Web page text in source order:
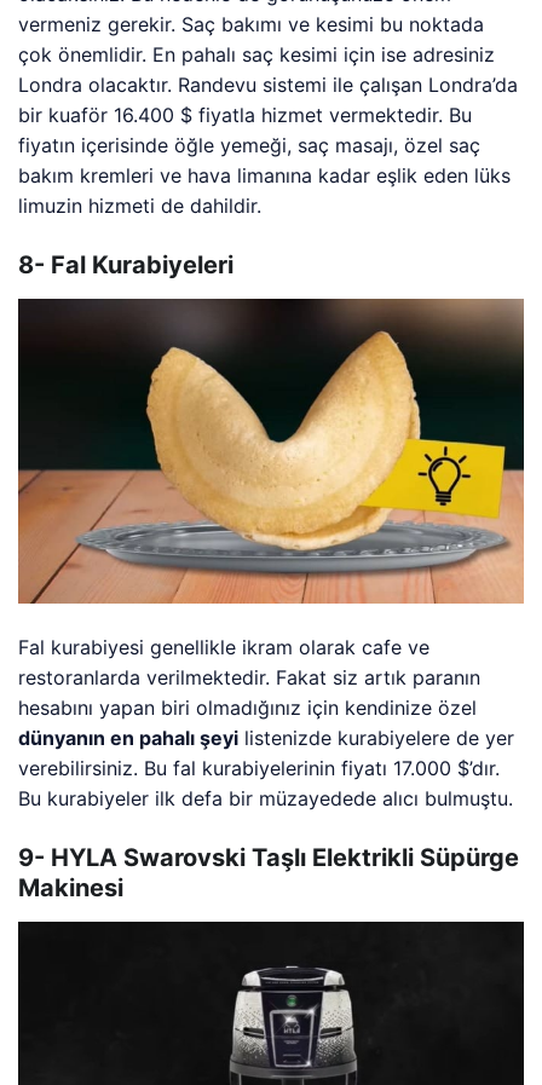
vermeniz gerekir. Saç bakımı ve kesimi bu noktada
çok önemlidir. En pahalı saç kesimi için ise adresiniz
Londra olacaktır. Randevu sistemi ile çalışan Londra’da
bir kuaför 16.400 $ fiyatla hizmet vermektedir. Bu
fiyatın içerisinde öğle yemeği, saç masajı, özel saç
bakım kremleri ve hava limanına kadar eşlik eden lüks
limuzin hizmeti de dahildir.
8- Fal Kurabiyeleri
Fal kurabiyesi genellikle ikram olarak cafe ve
restoranlarda verilmektedir. Fakat siz artık paranın
hesabını yapan biri olmadığınız için kendinize özel
dünyanın en pahalı şeyi listenizde kurabiyelere de yer
verebilirsiniz. Bu fal kurabiyelerinin fiyatı 17.000 $’dır.
Bu kurabiyeler ilk defa bir müzayedede alıcı bulmuştu.
9- HYLA Swarovski Taşlı Elektrikli Süpürge
Makinesi